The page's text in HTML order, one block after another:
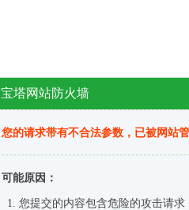
宝塔网站防火墙
您的请求带有不合法参数，已被网站
可能原因：
您提交的内容包含危险的攻击请求